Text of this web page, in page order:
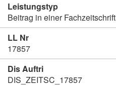
Leistungstyp
Beitrag in einer Fachzeitschrift
LL Nr
17857
Dis Auftri
DIS_ZEITSC_17857